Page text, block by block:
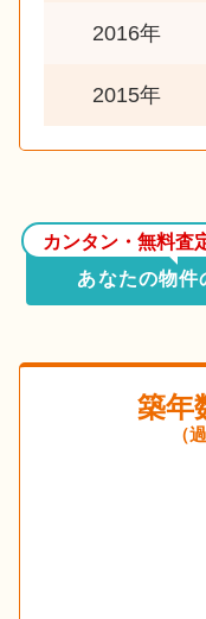
2016年
2015年
カンタン・無料査
あなたの物件
築年
（